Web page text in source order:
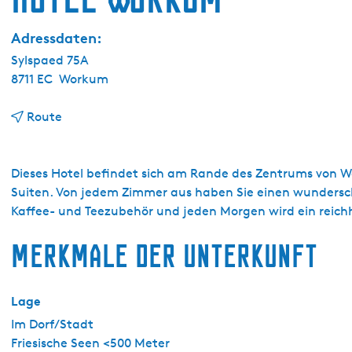
Dieses Hotel befindet sich am Rande des Zentrums von
Suiten. Von jedem Zimmer aus haben Sie einen
Kaffee- und Teezubehör und jeden Morgen wird ein
Adressdaten:
Sylspaed 75A
8711 EC Workum
Route
H
o
t
l
W
k
u
Merkmale der Unterkunft
Lage
Im Dorf/Stadt
Friesische Seen <500 Meter